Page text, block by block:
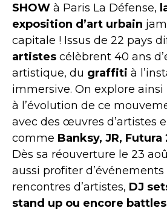
SHOW à Paris La Défense,
exposition d’art urbain
capitale ! Issus de 22 pays
artistes célèbrent 40 ans
artistique, du graffiti à
immersive. On explore ainsi
à l’évolution de ce
avec des œuvres d’artistes
comme Banksy, JR,
Dès sa réouverture le 23
aussi profiter d’événements
rencontres d’artistes, DJ
stand up ou encore battles